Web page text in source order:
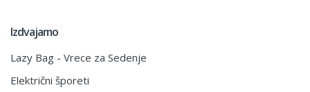
Izdvajamo
Lazy Bag - Vrece za Sedenje
Električni šporeti